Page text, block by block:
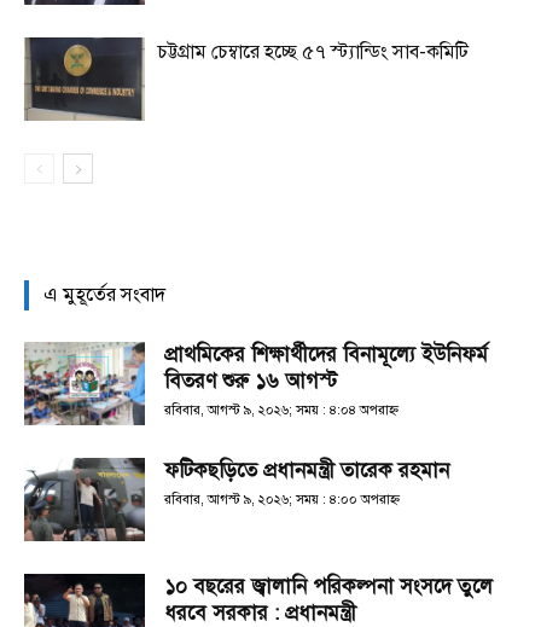
চট্টগ্রাম চেম্বারে হচ্ছে ৫৭ স্ট্যান্ডিং সাব-কমিটি
এ মুহূর্তের সংবাদ
প্রাথমিকের শিক্ষার্থীদের বিনামূল্যে ইউনিফর্ম
বিতরণ শুরু ১৬ আগস্ট
রবিবার, আগস্ট ৯, ২০২৬; সময় : ৪:০৪ অপরাহ্ণ
ফটিকছড়িতে প্রধানমন্ত্রী তারেক রহমান
রবিবার, আগস্ট ৯, ২০২৬; সময় : ৪:০০ অপরাহ্ণ
১০ বছরের জ্বালানি পরিকল্পনা সংসদে তুলে
ধরবে সরকার : প্রধানমন্ত্রী